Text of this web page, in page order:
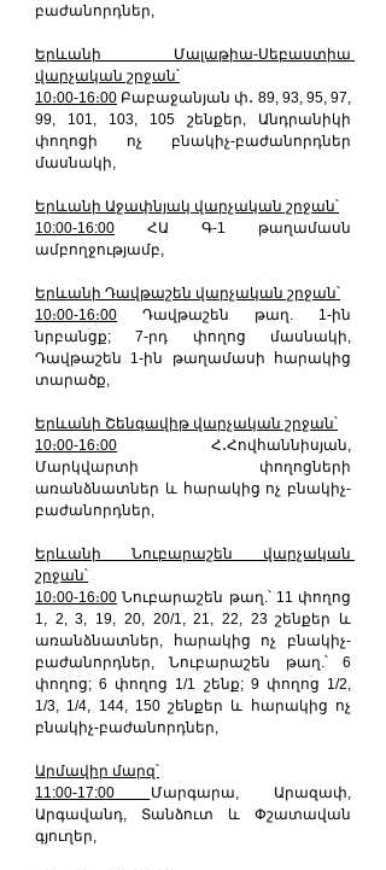
բաժանորդներ,
Երևանի Մալաթիա-Սեբաստիա
վարչական շրջան՝
10։00-16։00 Բաբաջանյան փ․ 89, 93, 95, 97,
99, 101, 103, 105 շենքեր, Անդրանիկի
փողոցի ոչ բնակիչ-բաժանորդներ
մասնակի,
Երևանի Աջափնյակ վարչական շրջան՝
10:00-16:00 ՀԱ Գ-1 թաղամասն
ամբողջությամբ,
Երևանի Դավթաշեն վարչական շրջան՝
10։00-16։00 Դավթաշեն թաղ. 1-ին
նրբանցք; 7-րդ փողոց մասնակի,
Դավթաշեն 1-ին թաղամասի հարակից
տարածք,
Երևանի Շենգավիթ վարչական շրջան՝
10։00-16։00 Հ․Հովհաննիսյան,
Մարկվարտի փողոցների
առանձնատներ և հարակից ոչ բնակիչ-
բաժանորդներ,
Երևանի Նուբարաշեն վարչական
շրջան՝
10։00-16։00 Նուբարաշեն թաղ.՝ 11 փողոց
1, 2, 3, 19, 20, 20/1, 21, 22, 23 շենքեր և
առանձնատներ, հարակից ոչ բնակիչ-
բաժանորդներ, Նուբարաշեն թաղ.՝ 6
փողոց; 6 փողոց 1/1 շենք; 9 փողոց 1/2,
1/3, 1/4, 144, 150 շենքեր և հարակից ոչ
բնակիչ-բաժանորդներ,
Արմավիր մարզ՝
11:00-17:00
Մարգարա, Արազափ,
Արգավանդ, Տանձուտ և Փշատավան
գյուղեր,